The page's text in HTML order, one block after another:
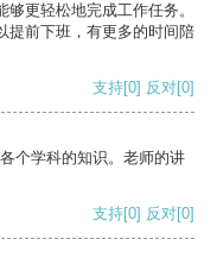
更轻松地完成工作任务。
提前下班，有更多的时间陪
支持[0] 反对[0]
个学科的知识。老师的讲
支持[0] 反对[0]